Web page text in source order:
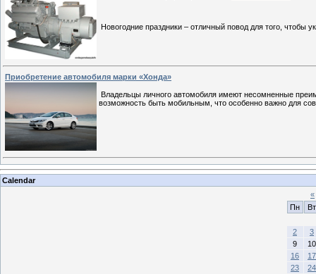
Новогодние праздники – отличный повод для того, чтобы
Приобретение автомобиля марки «Хонда»
Владельцы личного автомобиля имеют несомненные
возможность быть мобильным, что особенно важно для
Calendar
«
Пн
Вт
2
3
9
10
16
17
23
24